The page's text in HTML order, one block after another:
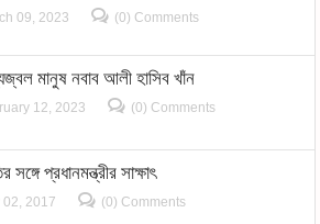
09, 2023 (0) Comments
মানুষ নবাব আলী হাসিব খাঁন
12, 2023 (0) Comments
সঙ্গে প্রধানমন্ত্রীর সাক্ষাৎ
02, 2017 (0) Comments